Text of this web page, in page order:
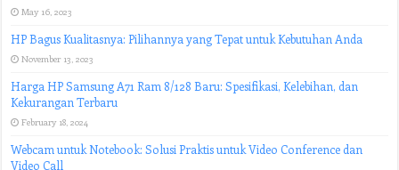
May 16, 2023
HP Bagus Kualitasnya: Pilihannya yang Tepat untuk Kebutuhan Anda
November 13, 2023
Harga HP Samsung A71 Ram 8/128 Baru: Spesifikasi, Kelebihan, dan
Kekurangan Terbaru
February 18, 2024
Webcam untuk Notebook: Solusi Praktis untuk Video Conference dan
Video Call